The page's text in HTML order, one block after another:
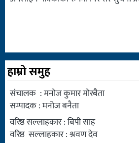
हाम्रो समुह
संचालक : मनोज कुमार मोरबैता
सम्पादक : मनोज बनैता
वरिष्ठ सल्लाहकार : बिपी साह
वरिष्ठ सल्लाहकार : श्रवण देव